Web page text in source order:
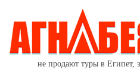
не продают туры в Египет,